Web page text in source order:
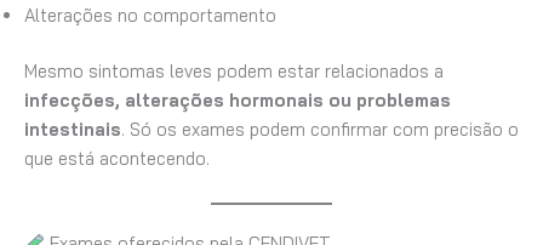
Alterações no comportamento
Mesmo sintomas leves podem estar relacionados a
infecções, alterações hormonais ou problemas
intestinais. Só os exames podem confirmar com precisão o
que está acontecendo.